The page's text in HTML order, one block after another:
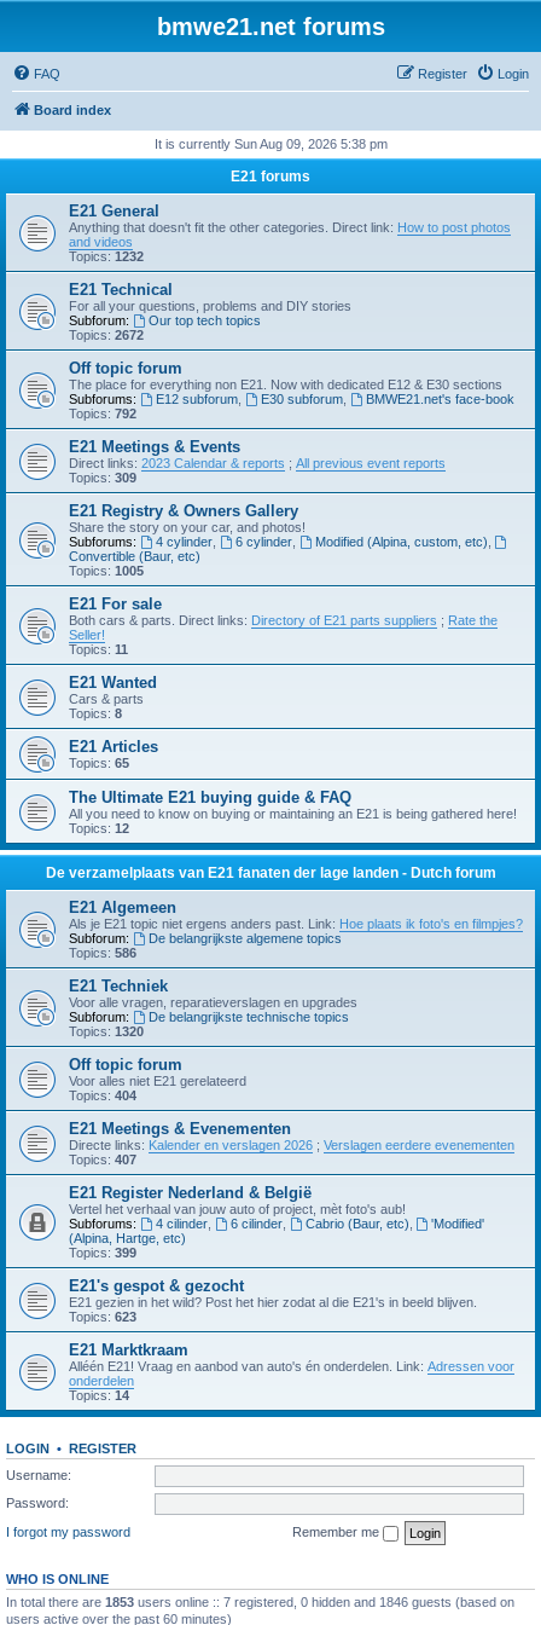
bmwe21.net forums
FAQ Login
Register
Board index
It is currently Sun Aug 09, 2026 5:38 pm
E21 forums
E21 General
Anything that doesn't fit the other categories. Direct link: How to post photos
and videos
Topics: 1232
E21 Technical
For all your questions, problems and DIY stories
Subforum:
Our top tech topics
Topics: 2672
Off topic forum
The place for everything non E21. Now with dedicated E12 & E30 sections
Subforums:
E12 subforum, E30 subforum,
BMWE21.net's face-book
Topics: 792
E21 Meetings & Events
Direct links: 2023 Calendar & reports ; All previous event reports
Topics: 309
E21 Registry & Owners Gallery
Share the story on your car, and photos!
Subforums:
4 cylinder, 6 cylinder, Modified (Alpina, custom, etc)
Convertible (Baur, etc)
Topics: 1005
E21 For sale
Both cars & parts. Direct links: Directory of E21 parts suppliers ; Rate the
Seller!
Topics: 11
E21 Wanted
Cars & parts
Topics: 8
E21 Articles
Topics: 65
The Ultimate E21 buying guide & FAQ
All you need to know on buying or maintaining an E21 is being gathered here!
Topics: 12
De verzamelplaats van E21 fanaten der lage landen - Dutch forum
E21 Algemeen
Als je E21 topic niet ergens anders past. Link: Hoe plaats ik foto's en filmpjes?
Subforum:
De belangrijkste algemene topics
Topics: 586
E21 Techniek
Voor alle vragen, reparatieverslagen en upgrades
Subforum:
De belangrijkste technische topics
Topics: 1320
Off topic forum
Voor alles niet E21 gerelateerd
Topics: 404
E21 Meetings & Evenementen
Directe links: Kalender en verslagen 2026 ; Verslagen eerdere evenementen
Topics: 407
E21 Register Nederland & België
Vertel het verhaal van jouw auto of project, mèt foto's aub!
Subforums:
4 cilinder, 6 cilinder, Cabrio (Baur, etc)
'Modified'
(Alpina, Hartge, etc)
Topics: 399
E21's gespot & gezocht
E21 gezien in het wild? Post het hier zodat al die E21's in beeld blijven.
Topics: 623
E21 Marktkraam
Alléén E21! Vraag en aanbod van auto's én onderdelen. Link: Adressen voor
onderdelen
Topics: 14
LOGIN • REGISTER
Username:
Password:
I forgot my password
Remember me
WHO IS ONLINE
In total there are 1853 users online :: 7 registered, 0 hidden and 1846 guests (based on
users active over the past 60 minutes)